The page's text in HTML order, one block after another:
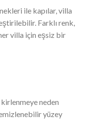
ile kapılar, villa
Farklı renk,
villa için eşsiz bir
neden
yüzey